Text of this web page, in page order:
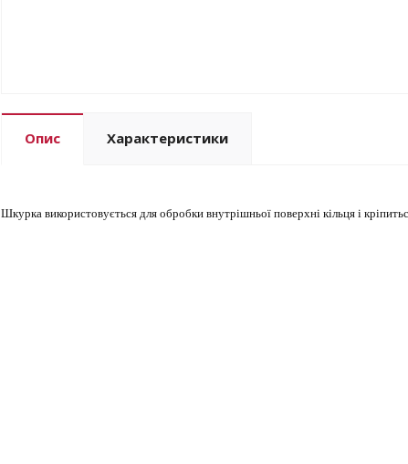
Опис Характеристики
Шкурка використовується для обробки внутрішньої поверхні кільця і